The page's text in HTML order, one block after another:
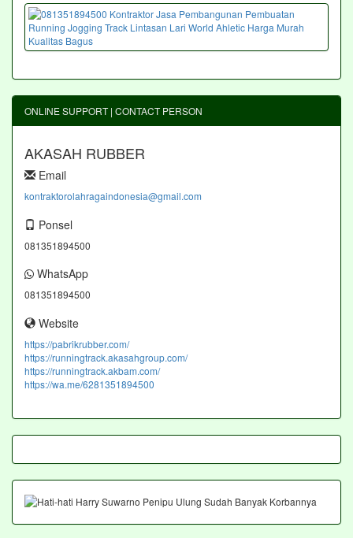
ONLINE SUPPORT | CONTACT PERSON
AKASAH RUBBER
Email
kontraktorolahragaindonesia@gmail.com
Ponsel
081351894500
WhatsApp
081351894500
Website
https://pabrikrubber.com/
https://runningtrack.akasahgroup.com/
https://runningtrack.akbam.com/
https://wa.me/6281351894500